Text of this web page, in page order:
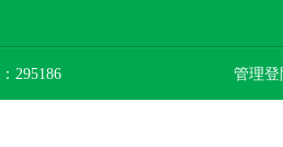
295186 管理登